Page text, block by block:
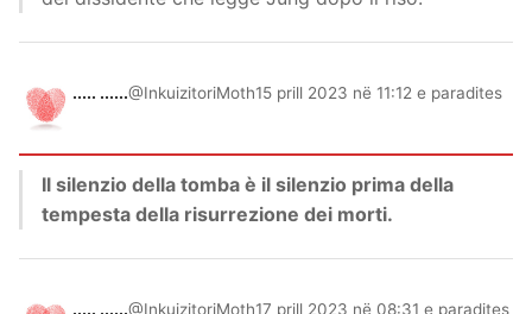
..... ......@InkuizitoriMoth15 prill 2023 në 11:12 e paradites
Il silenzio della tomba è il silenzio prima della
tempesta della risurrezione dei morti.
..... ......@InkuizitoriMoth17 prill 2023 në 08:31 e paradites